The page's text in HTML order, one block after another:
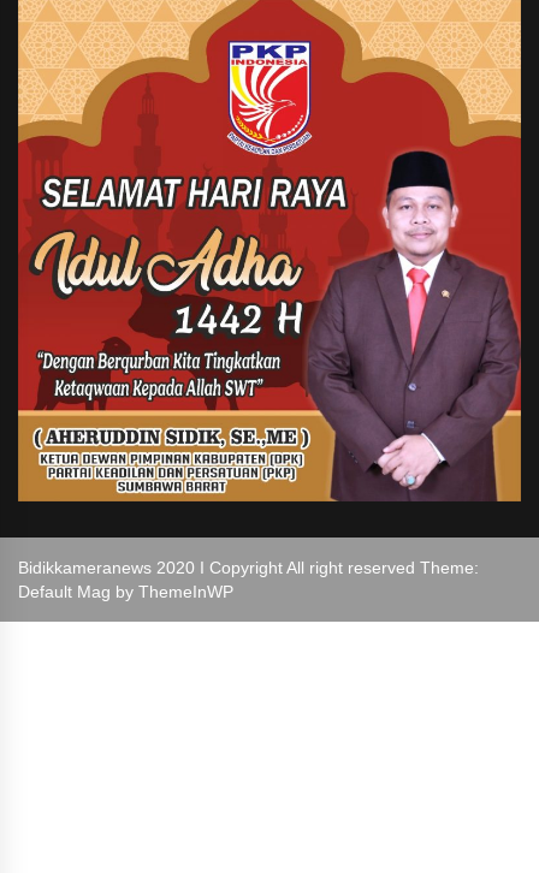
Bidikkameranews 2020 I Copyright All right reserved Theme:
Default Mag by ThemeInWP